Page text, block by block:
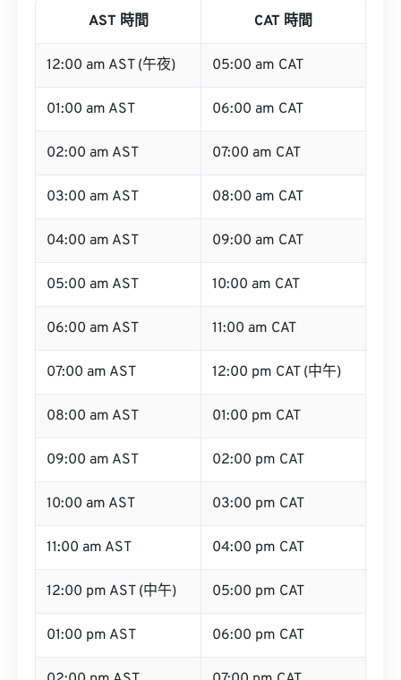
AST 時間 CAT 時間
12:00 am AST (午夜) 05:00 am CAT
01:00 am AST 06:00 am CAT
02:00 am AST 07:00 am CAT
03:00 am AST 08:00 am CAT
04:00 am AST 09:00 am CAT
05:00 am AST 10:00 am CAT
06:00 am AST 11:00 am CAT
07:00 am AST 12:00 pm CAT (中午)
08:00 am AST 01:00 pm CAT
09:00 am AST 02:00 pm CAT
10:00 am AST 03:00 pm CAT
11:00 am AST 04:00 pm CAT
12:00 pm AST (中午) 05:00 pm CAT
01:00 pm AST 06:00 pm CAT